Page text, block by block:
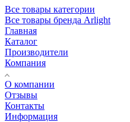
Все товары категории
Все товары бренда Arlight
Главная
Каталог
Производители
Компания
О компании
Отзывы
Контакты
Информация